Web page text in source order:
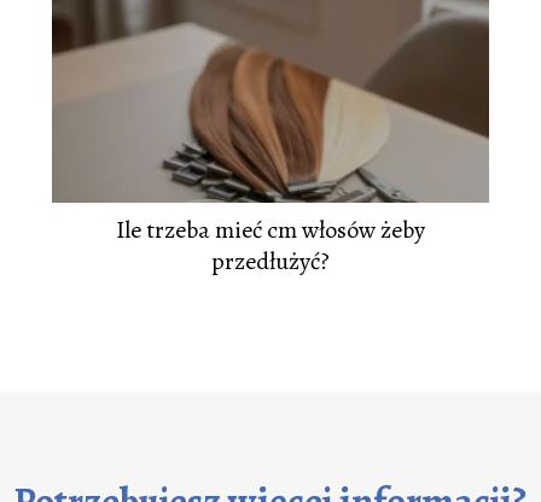
Ile trzeba mieć cm włosów żeby
przedłużyć?